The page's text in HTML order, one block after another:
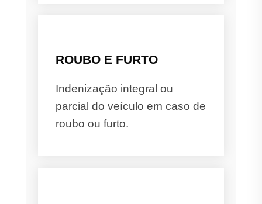
ROUBO E FURTO
Indenização integral ou
parcial do veículo em caso de
roubo ou furto.